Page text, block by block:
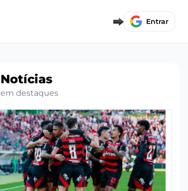
Entrar
Notícias
em destaques